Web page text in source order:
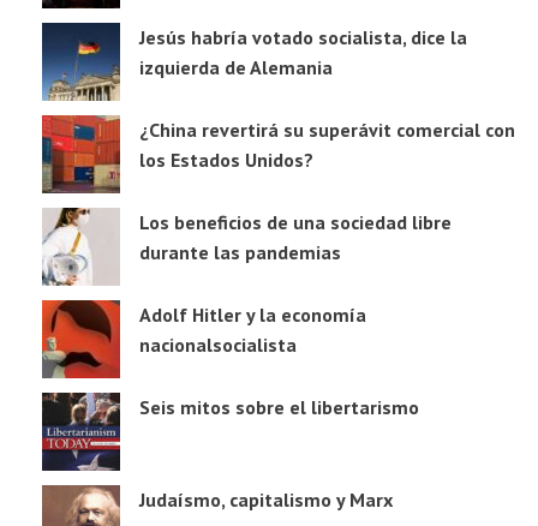
Jesús habría votado socialista, dice la
izquierda de Alemania
¿China revertirá su superávit comercial con
los Estados Unidos?
Los beneficios de una sociedad libre
durante las pandemias
Adolf Hitler y la economía
nacionalsocialista
Seis mitos sobre el libertarismo
Judaísmo, capitalismo y Marx